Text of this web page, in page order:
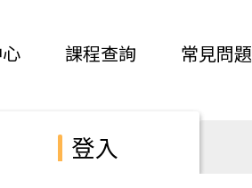
課程查詢 常見問題
登入